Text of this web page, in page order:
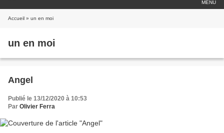
MENU
Accueil » un en moi
un en moi
Angel
Publié le 13/12/2020 à 10:53
Par Olivier Ferra